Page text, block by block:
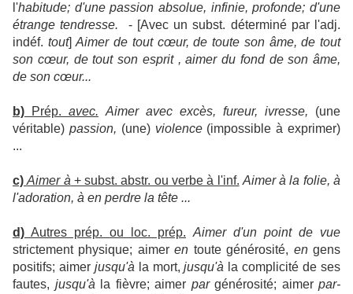
l'habitude; d'une passion absolue, infinie, profonde; d'une
étrange tendresse. - [Avec un subst. déterminé par l'adj.
indéf. tout] Aimer de tout cœur, de toute son âme, de tout
son cœur, de tout son esprit , aimer du fond de son âme,
de son cœur...
b) Prép. avec. Aimer avec excès, fureur, ivresse, (une
véritable) passion, (une) violence(impossible à exprimer)
...
c) Aimer à + subst. abstr. ou verbe à l'inf. Aimer à la folie, à
l'adoration, à en perdre la tête ...
d) Autres prép. ou loc. prép. Aimer d'un point de vue
strictement physique; aimeren toute générosité, engens
positifs; aimer jusqu'à la mort,jusqu'à la complicité de ses
fautes, jusqu'à la fièvre; aimer pargénérosité; aimer par-